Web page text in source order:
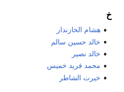
خ
هشام الخازندار
خالد حسين سالم
خالد نصير
محمد فريد خميس
خيرت الشاطر